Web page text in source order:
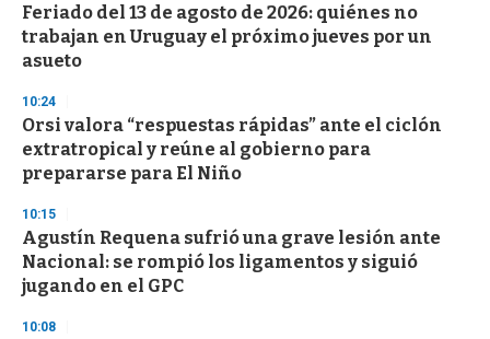
s
o
f
3
s
e
c
o
n
d
s
Feriado del 13 de agosto de 2026: quiénes no
trabajan en Uruguay el próximo jueves por un
asueto
10:24
Orsi valora “respuestas rápidas” ante el ciclón
extratropical y reúne al gobierno para
prepararse para El Niño
10:15
Agustín Requena sufrió una grave lesión ante
Nacional: se rompió los ligamentos y siguió
jugando en el GPC
10:08